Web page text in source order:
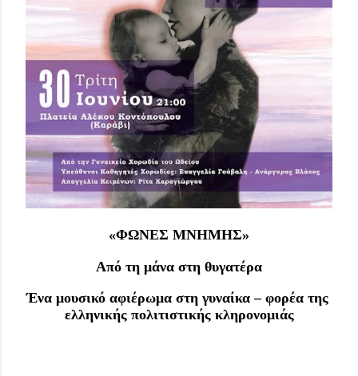
«ΦΩΝΕΣ ΜΝΗΜΗΣ»
Από τη μάνα στη θυγατέρα
Ένα μουσικό αφιέρωμα στη γυναίκα – φορέα της
ελληνικής πολιτιστικής κληρονομιάς